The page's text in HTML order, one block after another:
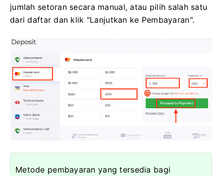
jumlah setoran secara manual, atau pilih salah satu
dari daftar dan klik "Lanjutkan ke Pembayaran".
Metode pembayaran yang tersedia bagi